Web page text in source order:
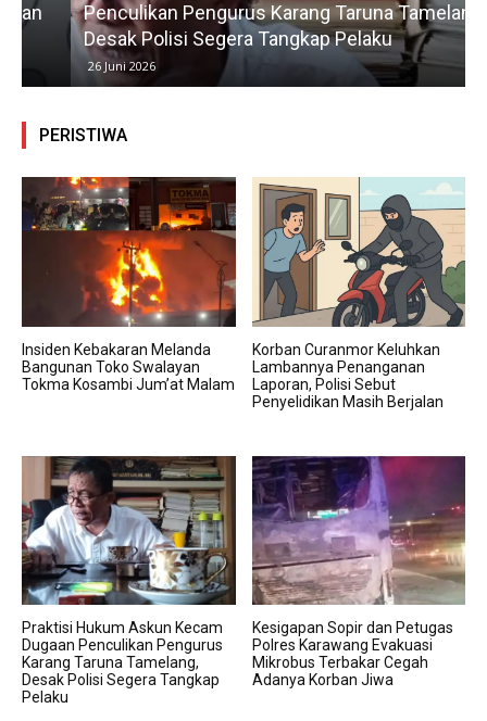
Penculikan Pengurus Karang Taruna Tamelang,
Desak Polisi Segera Tangkap Pelaku
26 Juni 2026
PERISTIWA
Insiden Kebakaran Melanda
Bangunan Toko Swalayan
Tokma Kosambi Jum’at Malam
Korban Curanmor Keluhkan
Lambannya Penanganan
Laporan, Polisi Sebut
Penyelidikan Masih Berjalan
Praktisi Hukum Askun Kecam
Dugaan Penculikan Pengurus
Karang Taruna Tamelang,
Desak Polisi Segera Tangkap
Pelaku
Kesigapan Sopir dan Petugas
Polres Karawang Evakuasi
Mikrobus Terbakar Cegah
Adanya Korban Jiwa